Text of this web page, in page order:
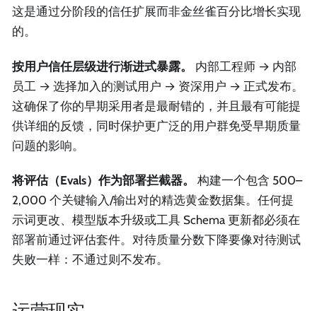
这是通过分阶段的信任扩展而非金丝雀百分比增长实现
的。
按用户信任层级进行渐进式暴露。
内部工程师 → 内部
员工 → 选择加入的测试用户 → 资深用户 → 正式发布。
这确保了你的早期采用者是最耐错的，并且最有可能提
供详细的反馈，同时保护更广泛的用户群免受早期质量
问题的影响。
将评估（Evals）作为部署拦截器。
构建一个包含 500–
2,000 个关键输入/输出对的精选黄金数据集。任何提
示词更改、模型版本升级或工具 Schema 更新都必须在
部署前通过评估套件。对待质量分数下降要像对待测试
失败一样：不通过则不发布。